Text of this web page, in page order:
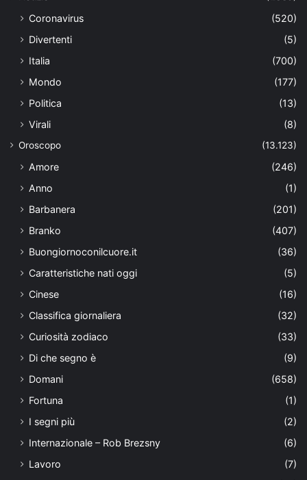
Coronavirus
(520)
Divertenti
(5)
Italia
(700)
Mondo
(177)
Politica
(13)
Virali
(8)
Oroscopo (13.123)
Amore
(246)
Anno
(1)
Barbanera
(201)
Branko
(407)
Buongiornoconilcuore.it
(36)
Caratteristiche nati oggi
(5)
Cinese
(16)
Classifica giornaliera
(32)
Curiosità zodiaco
(33)
Di che segno è
(9)
Domani
(658)
Fortuna
(1)
I segni più
(2)
Internazionale – Rob Brezsny
(6)
Lavoro
(7)